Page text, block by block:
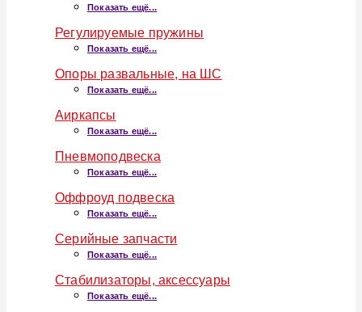
Показать ещё...
Регулируемые пружины
Показать ещё...
Опоры развальные, на ШС
Показать ещё...
Аиркапсы
Показать ещё...
Пневмоподвеска
Показать ещё...
Оффроуд подвеска
Показать ещё...
Серийные запчасти
Показать ещё...
Стабилизаторы, аксессуары
Показать ещё...